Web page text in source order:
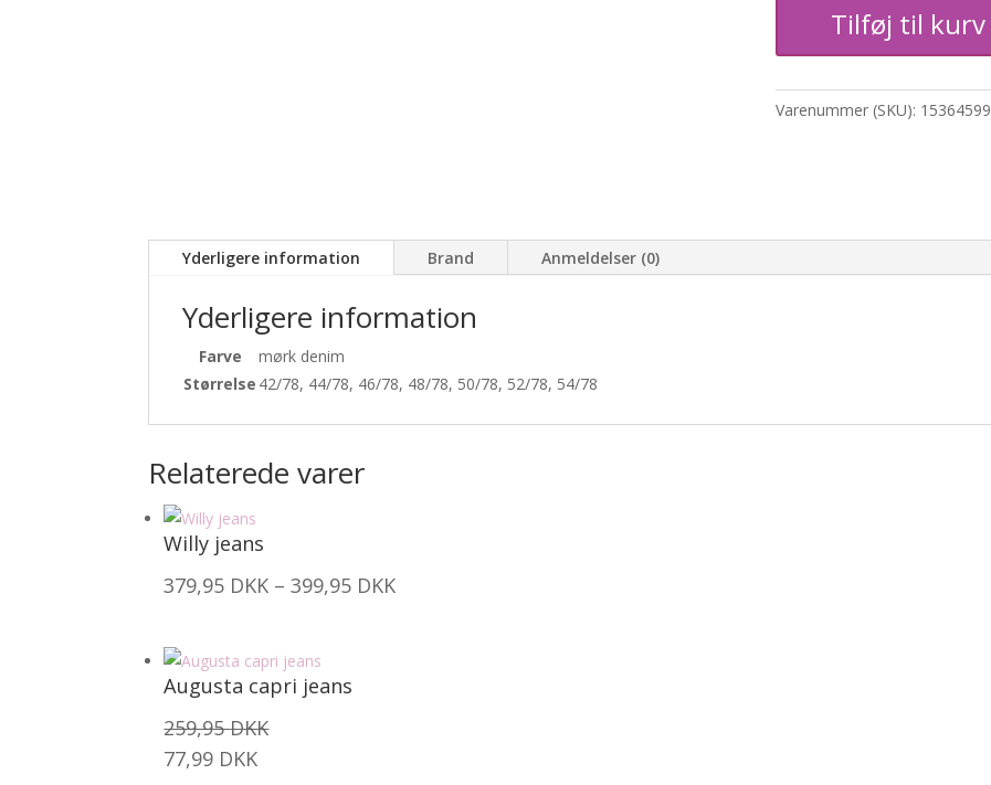
antal
Tilføj til kurv
Varenummer (SKU): 15364599
Yderligere information Brand Anmeldelser (0)
Yderligere information
Farve
mørk denim
Størrelse 42/78, 44/78, 46/78, 48/78, 50/78, 52/78, 54/78
Relaterede varer
Willy jeans
379,95 DKK – 399,95 DKKPrisinterval:
Augusta capri jeans
259,95DKK
77,99 DKK